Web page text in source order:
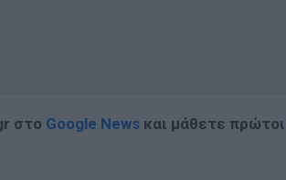
στο Google News και μάθετε πρώτοι